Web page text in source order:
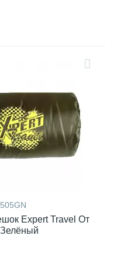
Expert Travel От